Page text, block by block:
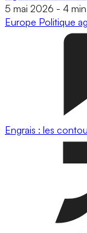
5 mai 2026 - 4 min
Europe Politique
Engrais : les